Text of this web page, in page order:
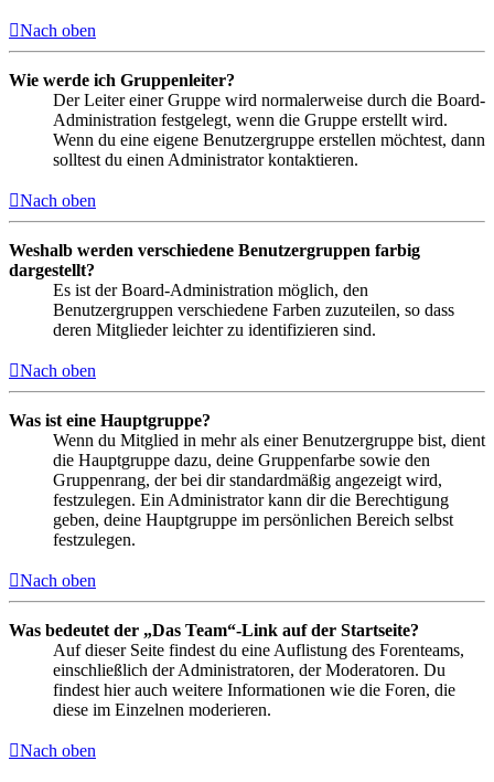
Nach oben
Wie werde ich Gruppenleiter?
Der Leiter einer Gruppe wird normalerweise durch die Board-
Administration festgelegt, wenn die Gruppe erstellt wird.
Wenn du eine eigene Benutzergruppe erstellen möchtest, dann
solltest du einen Administrator kontaktieren.
Nach oben
Weshalb werden verschiedene Benutzergruppen farbig
dargestellt?
Es ist der Board-Administration möglich, den
Benutzergruppen verschiedene Farben zuzuteilen, so dass
deren Mitglieder leichter zu identifizieren sind.
Nach oben
Was ist eine Hauptgruppe?
Wenn du Mitglied in mehr als einer Benutzergruppe bist, dient
die Hauptgruppe dazu, deine Gruppenfarbe sowie den
Gruppenrang, der bei dir standardmäßig angezeigt wird,
festzulegen. Ein Administrator kann dir die Berechtigung
geben, deine Hauptgruppe im persönlichen Bereich selbst
festzulegen.
Nach oben
Was bedeutet der „Das Team“-Link auf der Startseite?
Auf dieser Seite findest du eine Auflistung des Forenteams,
einschließlich der Administratoren, der Moderatoren. Du
findest hier auch weitere Informationen wie die Foren, die
diese im Einzelnen moderieren.
Nach oben